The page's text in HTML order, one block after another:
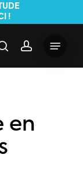
!
searchaccount
en